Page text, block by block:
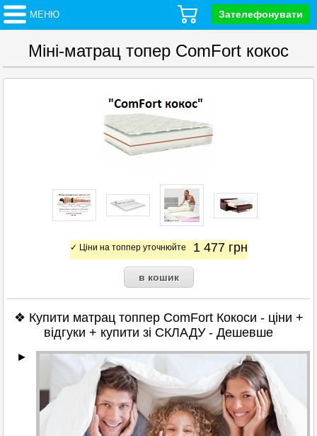
МЕНЮ Зателефонувати
Міні-матрац топер ComFort кокос
✓ Ціни на топпер уточнюйте 1 477 грн
❖ Купити матрац топпер ComFort Кокоси - ціни +
відгуки + купити зі СКЛАДУ - Дешевше
►